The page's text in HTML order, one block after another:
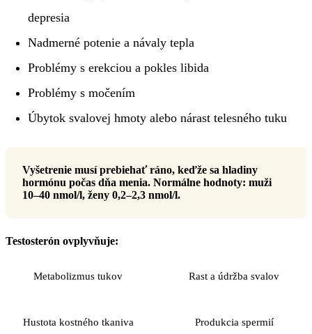
depresia
Nadmerné potenie a návaly tepla
Problémy s erekciou a pokles libida
Problémy s močením
Úbytok svalovej hmoty alebo nárast telesného tuku
Vyšetrenie musí prebiehať ráno, keďže sa hladiny
hormónu počas dňa menia. Normálne hodnoty: muži
10–40 nmol/l, ženy 0,2–2,3 nmol/l.
Testosterón ovplyvňuje:
Metabolizmus tukov Rast a údržba svalov
Hustota kostného tkaniva Produkcia spermií